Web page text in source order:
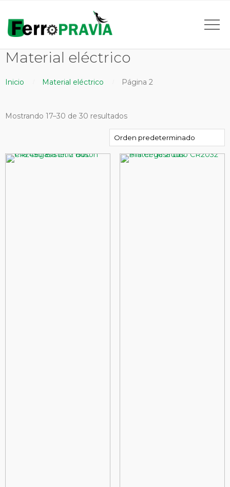
Material eléctrico
Inicio Material eléctrico Página 2
Mostrando 17–30 de 30 resultados